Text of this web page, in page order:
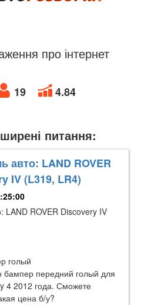
про інтернет
19 4.84
питання:
авто: LAND ROVER
IV (L319, LR4)
LAND ROVER Discovery IV
голый
передний голый для
4 2012 года. Сможете
цена б/у?